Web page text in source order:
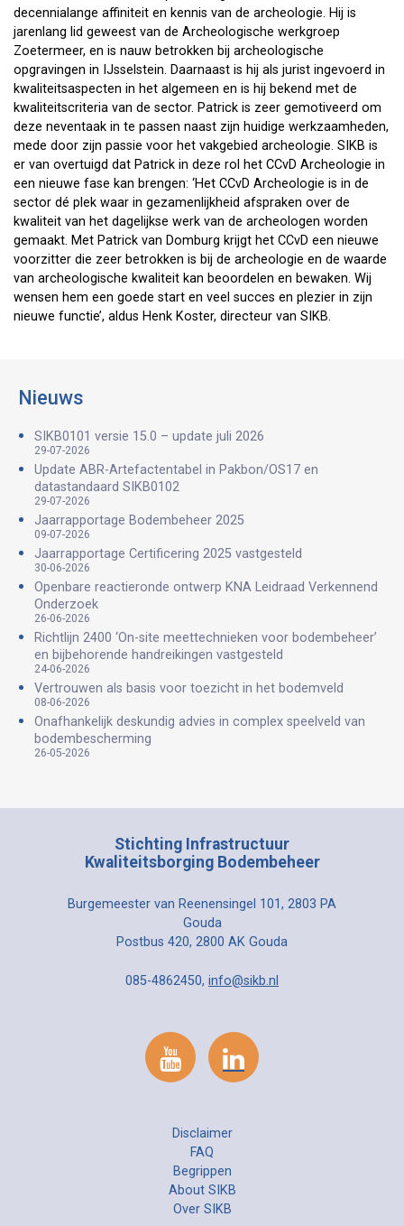
decennialange affiniteit en kennis van de archeologie. Hij is
jarenlang lid geweest van de Archeologische werkgroep
Zoetermeer, en is nauw betrokken bij archeologische
opgravingen in IJsselstein. Daarnaast is hij als jurist ingevoerd in
kwaliteitsaspecten in het algemeen en is hij bekend met de
kwaliteitscriteria van de sector. Patrick is zeer gemotiveerd om
deze neventaak in te passen naast zijn huidige werkzaamheden,
mede door zijn passie voor het vakgebied archeologie. SIKB is
er van overtuigd dat Patrick in deze rol het CCvD Archeologie in
een nieuwe fase kan brengen: ‘Het CCvD Archeologie is in de
sector dé plek waar in gezamenlijkheid afspraken over de
kwaliteit van het dagelijkse werk van de archeologen worden
gemaakt. Met Patrick van Domburg krijgt het CCvD een nieuwe
voorzitter die zeer betrokken is bij de archeologie en de waarde
van archeologische kwaliteit kan beoordelen en bewaken. Wij
wensen hem een goede start en veel succes en plezier in zijn
nieuwe functie’, aldus Henk Koster, directeur van SIKB.
Nieuws
SIKB0101 versie 15.0 – update juli 2026
29-07-2026
Update ABR-Artefactentabel in Pakbon/OS17 en
datastandaard SIKB0102
29-07-2026
Jaarrapportage Bodembeheer 2025
09-07-2026
Jaarrapportage Certificering 2025 vastgesteld
30-06-2026
Openbare reactieronde ontwerp KNA Leidraad Verkennend
Onderzoek
26-06-2026
Richtlijn 2400 ‘On-site meettechnieken voor bodembeheer’
en bijbehorende handreikingen vastgesteld
24-06-2026
Vertrouwen als basis voor toezicht in het bodemveld
08-06-2026
Onafhankelijk deskundig advies in complex speelveld van
bodembescherming
26-05-2026
Stichting Infrastructuur
Kwaliteitsborging Bodembeheer
Burgemeester van Reenensingel 101, 2803 PA
Gouda
Postbus 420, 2800 AK Gouda
085-4862450, info@sikb.nl
Disclaimer
FAQ
Begrippen
About SIKB
Over SIKB